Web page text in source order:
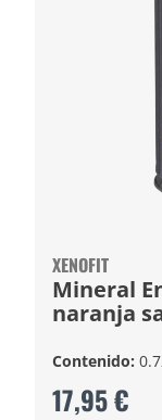
XENOFIT
Mineral
naranja
Contenido:
17,95 €